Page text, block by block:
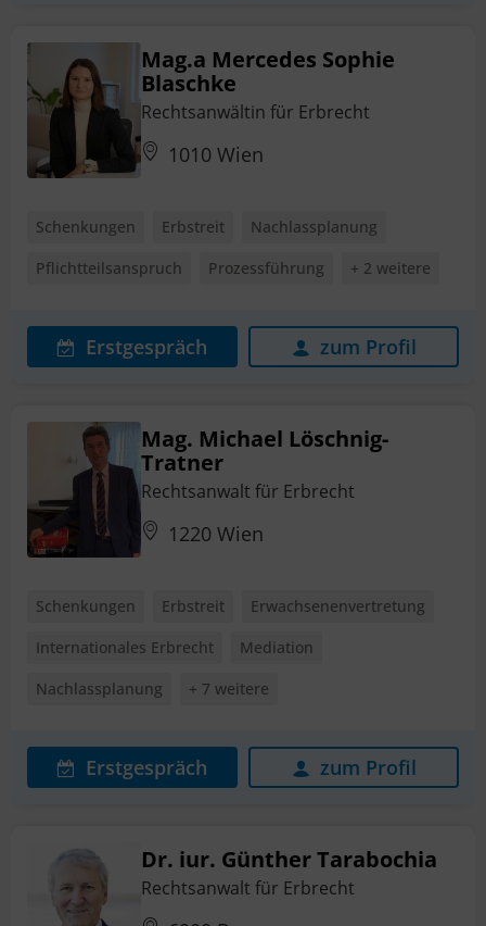
Mag.a Mercedes Sophie
Blaschke
Rechtsanwältin für Erbrecht
1010 Wien
Schenkungen Erbstreit
Nachlassplanung
Pflichtteilsanspruch
Prozessführung + 2 weitere
Erstgespräch zum Profil
Mag. Michael Löschnig-
Tratner
Rechtsanwalt für Erbrecht
1220 Wien
Schenkungen Erbstreit
Erwachsenenvertretung
Internationales Erbrecht
Mediation
Nachlassplanung
+ 7 weitere
Erstgespräch zum Profil
Dr. iur. Günther Tarabochia
Rechtsanwalt für Erbrecht